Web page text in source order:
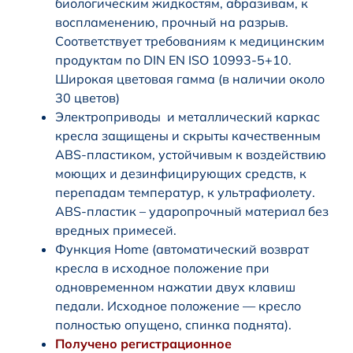
воспламенению, прочный на разрыв.
Соответствует требованиям к медицинским
продуктам по DIN EN ISO 10993-5+10.
Широкая цветовая гамма (в наличии около
30 цветов)
Электроприводы и металлический каркас
кресла защищены и скрыты качественным
ABS-пластиком, устойчивым к воздействию
моющих и дезинфицирующих средств, к
перепадам температур, к ультрафиолету.
ABS-пластик – ударопрочный материал без
вредных примесей.
Функция Home (автоматический возврат
кресла в исходное положение при
одновременном нажатии двух клавиш
педали. Исходное положение — кресло
полностью опущено, спинка поднята).
Получено регистрационное